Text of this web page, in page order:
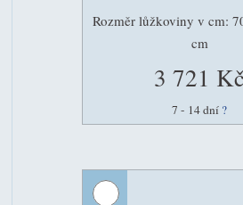
Rozměr lůžkoviny v cm:
cm
3 721 Kč
7 - 14 dní ?